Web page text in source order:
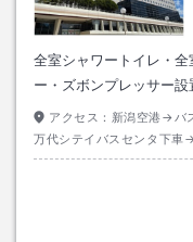
全室シャワートイレ・
ー・ズボンプレッサー設
アクセス： 新潟空港→バ
万代シテイバスセンタ下車